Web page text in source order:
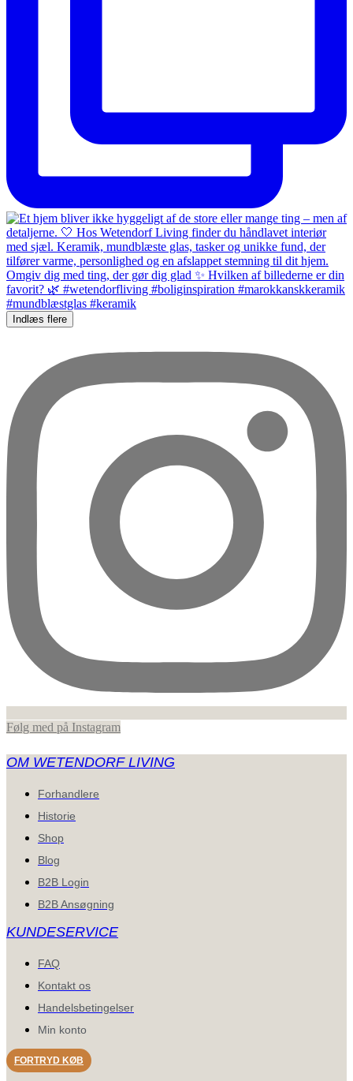
Indlæs flere
Følg med på Instagram
OM WETENDORF LIVING
Forhandlere
Historie
Shop
Blog
B2B Login
B2B Ansøgning
KUNDESERVICE
FAQ
Kontakt os
Handelsbetingelser
Min konto
FORTRYD KØB